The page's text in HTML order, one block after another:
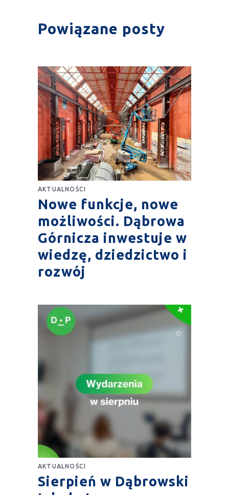
Powiązane posty
AKTUALNOŚCI
Nowe funkcje, nowe
możliwości. Dąbrowa
Górnicza inwestuje w
wiedzę, dziedzictwo i
rozwój
AKTUALNOŚCI
Sierpień w Dąbrowski